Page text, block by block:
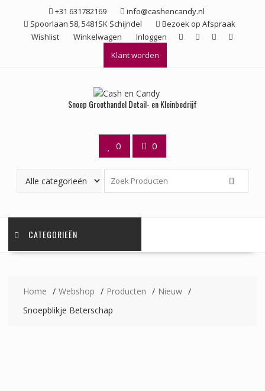
+31 631782169
info@cashencandy.nl
Spoorlaan 58, 5481SK Schijndel
Bezoek op Afspraak
Wishlist
Winkelwagen
Inloggen
Klant worden
Snoep Groothandel Detail- en Kleinbedrijf
0 0
CATEGORIEËN
Home Webshop Producten
Nieuw
Snoepblikje Beterschap